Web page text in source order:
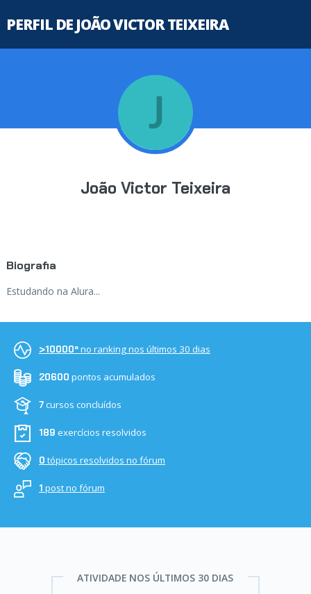
PERFIL DE JOÃO VICTOR TEIXEIRA
João Victor Teixeira
Biografia
Estudando na Alura...
>10000ºno ranking nos últimos 30 dias
20600 pontos acumulados
7cursos concluídos
189 exercícios resolvidos
0 tópicos resolvidos no fórum
1 post no fórum
ATIVIDADE NOS ÚLTIMOS 30 DIAS